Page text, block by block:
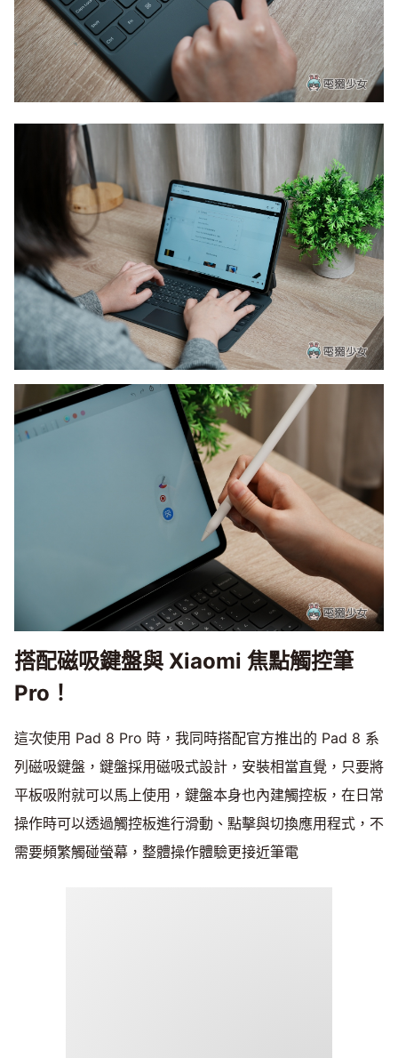
搭配磁吸鍵盤與 Xiaomi 焦點觸控筆
Pro！
這次使用 Pad 8 Pro 時，我同時搭配官方推出的 Pad 8 系
列磁吸鍵盤，鍵盤採用磁吸式設計，安裝相當直覺，只要將
平板吸附就可以馬上使用，鍵盤本身也內建觸控板，在日常
操作時可以透過觸控板進行滑動、點擊與切換應用程式，不
需要頻繁觸碰螢幕，整體操作體驗更接近筆電